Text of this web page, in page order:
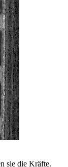
sie die Kräfte.